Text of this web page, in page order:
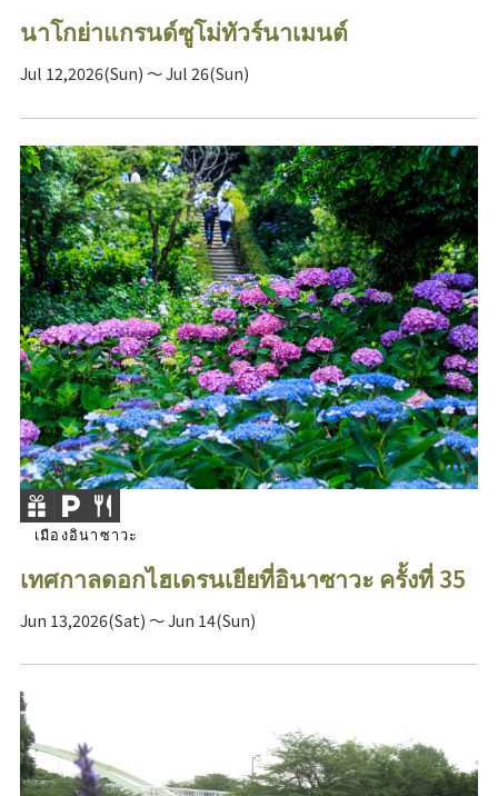
นาโกย่าแกรนด์ซูโม่ทัวร์นาเมนต์
Jul 12,2026(Sun) ～ Jul 26(Sun)
เมืองอินาซาวะ
เทศกาลดอกไฮเดรนเยียที่อินาซาวะ ครั้งที่ 35
Jun 13,2026(Sat) ～ Jun 14(Sun)